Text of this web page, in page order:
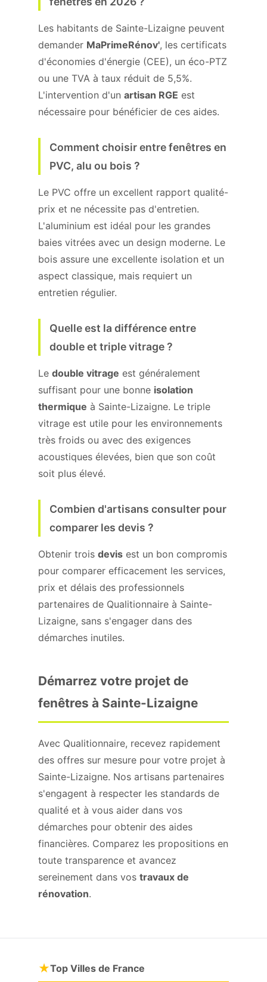
Les habitants de Sainte-Lizaigne peuvent
demander MaPrimeRénov', les certificats
d'économies d'énergie (CEE), un éco-PTZ
ou une TVA à taux réduit de 5,5%.
L'intervention d'un artisan RGE est
nécessaire pour bénéficier de ces aides.
Comment choisir entre fenêtres en
PVC, alu ou bois ?
Le PVC offre un excellent rapport qualité-
prix et ne nécessite pas d'entretien.
L'aluminium est idéal pour les grandes
baies vitrées avec un design moderne. Le
bois assure une excellente isolation et un
aspect classique, mais requiert un
entretien régulier.
Quelle est la différence entre
double et triple vitrage ?
Le double vitrage est généralement
suffisant pour une bonne isolation
thermique à Sainte-Lizaigne. Le triple
vitrage est utile pour les environnements
très froids ou avec des exigences
acoustiques élevées, bien que son coût
soit plus élevé.
Combien d'artisans consulter pour
comparer les devis ?
Obtenir trois devis est un bon compromis
pour comparer efficacement les services,
prix et délais des professionnels
partenaires de Qualitionnaire à Sainte-
Lizaigne, sans s'engager dans des
démarches inutiles.
Démarrez votre projet de
fenêtres à Sainte-Lizaigne
Avec Qualitionnaire, recevez rapidement
des offres sur mesure pour votre projet à
Sainte-Lizaigne. Nos artisans partenaires
s'engagent à respecter les standards de
qualité et à vous aider dans vos
démarches pour obtenir des aides
financières. Comparez les propositions en
toute transparence et avancez
sereinement dans vos travaux de
rénovation.
★Top Villes de France